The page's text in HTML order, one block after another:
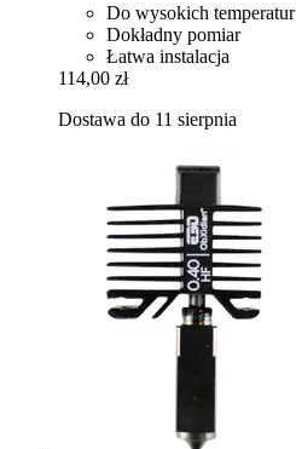
Do wysokich temperatur
Dokładny pomiar
Łatwa instalacja
114,00 zł
Dostawa do 11 sierpnia